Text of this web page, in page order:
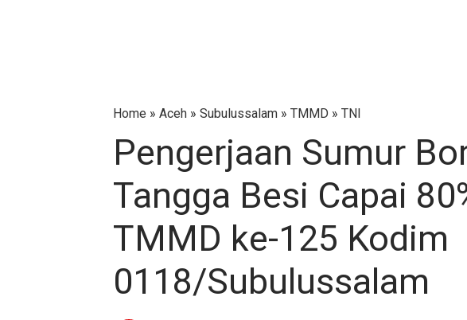
Home » Aceh » Subulussalam » TMMD » TNI
Pengerjaan Sumur
Tangga Besi Capai
TMMD ke-125 Kodim
0118/Subulussalam